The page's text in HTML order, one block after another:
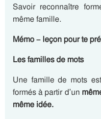
Savoir reconnaître
même famille.
Mémo – leçon pour te
Les familles de mots
Une famille de mots
formés à partir d’un
même idée.